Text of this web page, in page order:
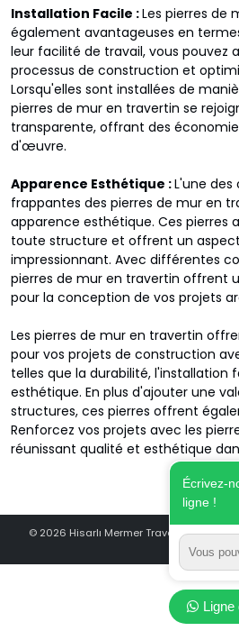
Installation Facile :Les pierres de
également avantageuses en
leur facilité de travail, vous pouvez
processus de construction et
Lorsqu'elles sont installées de
pierres de mur en travertin se
transparente, offrant des
d'œuvre.
Apparence Esthétique :L'une des
frappantes des pierres de mur en
apparence esthétique. Ces pierres
toute structure et offrent un
impressionnant. Avec différentes
pierres de mur en travertin offrent
pour la conception de vos projets
Les pierres de mur en travertin
pour vos projets de construction
telles que la durabilité, l'installation
esthétique. En plus d'ajouter une
structures, ces pierres offrent
Renforcez vos projets avec les
réunissant qualité et esthétique
© 2026 Hisarlı Mermer Travertin - La
Écrivez-
ligne !